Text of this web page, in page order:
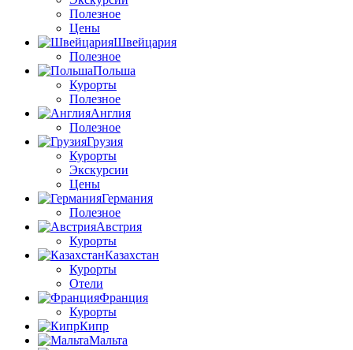
Полезное
Цены
Швейцария
Полезное
Польша
Курорты
Полезное
Англия
Полезное
Грузия
Курорты
Экскурсии
Цены
Германия
Полезное
Австрия
Курорты
Казахстан
Курорты
Отели
Франция
Курорты
Кипр
Мальта